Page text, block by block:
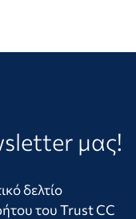
μας!
δελτίο
του Trust CC